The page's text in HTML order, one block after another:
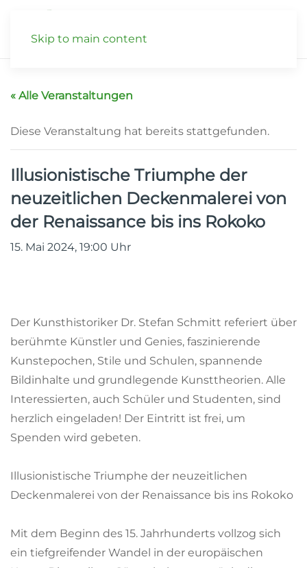
Skip to main content
« Alle Veranstaltungen
Diese Veranstaltung hat bereits stattgefunden.
Illusionistische Triumphe der
neuzeitlichen Deckenmalerei von
der Renaissance bis ins Rokoko
15. Mai 2024, 19:00 Uhr
Der Kunsthistoriker Dr. Stefan Schmitt referiert über
berühmte Künstler und Genies, faszinierende
Kunstepochen, Stile und Schulen, spannende
Bildinhalte und grundlegende Kunsttheorien. Alle
Interessierten, auch Schüler und Studenten, sind
herzlich eingeladen! Der Eintritt ist frei, um
Spenden wird gebeten.
Illusionistische Triumphe der neuzeitlichen
Deckenmalerei von der Renaissance bis ins Rokoko
Mit dem Beginn des 15. Jahrhunderts vollzog sich
ein tiefgreifender Wandel in der europäischen